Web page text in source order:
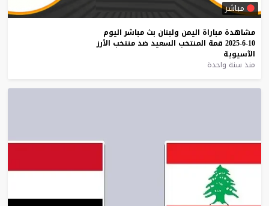
مباشر
مشاهدة مباراة اليمن ولبنان بث مباشر اليوم
10-6-2025
قمة المنتخب السعيد ضد منتخب الأرز
الآسيوية
منذ سنة واحدة